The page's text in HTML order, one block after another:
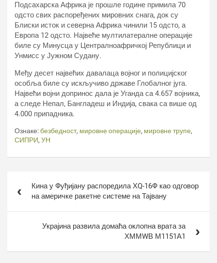
Подсахарска Африка је прошле године примила 70
одсто свих распоређених мировних снага, док су
Блиски исток и северна Африка чинили 15 одсто, а
Европа 12 одсто. Највеће мултилатералне операције
биле су Минусца у Централноафричкој Републици и
Унмисс у Јужном Судану.
Међу десет највећих давалаца војног и полицијског
особља биле су искључиво државе Глобалног југа.
Највећи војни допринос дала је Уганда са 4.657 војника,
а следе Непал, Бангладеш и Индија, свака са више од
4.000 припадника.
Ознаке:безбедност, мировне операције, мировне трупе,
СИПРИ, УН
чланкаКина у Фуђијану распоредила ХQ-16Ф као одговор
на америчке ракетне системе на Тајвану
Украјина развила домаћа оклопна врата за
ХММWВ М1151А1